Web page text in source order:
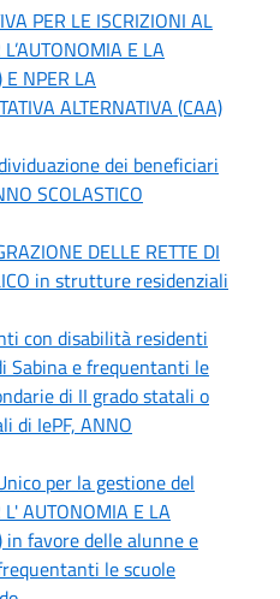
PER LE ISCRIZIONI AL
E LA
E NPER LA
ALTERNATIVA (CAA)
dei beneficiari
SCOLASTICO
DELLE RETTE DI
in strutture residenziali
con disabilità residenti
Sabina e frequentanti le
di II grado statali o
di IePF, ANNO
per la gestione del
L' AUTONOMIA E LA
in favore delle alunne e
le scuole